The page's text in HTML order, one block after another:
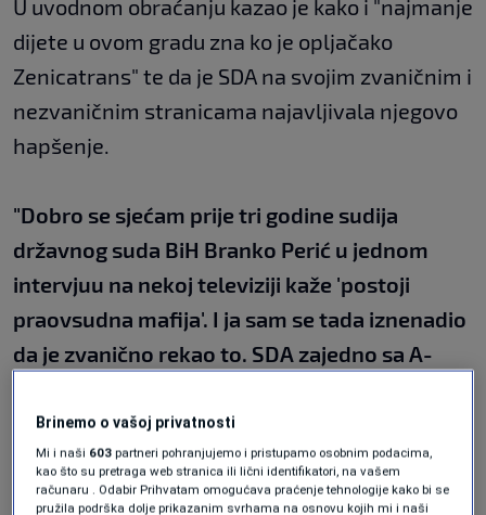
U uvodnom obraćanju kazao je kako i "najmanje
dijete u ovom gradu zna ko je opljačako
Zenicatrans" te da je SDA na svojim zvaničnim i
nezvaničnim stranicama najavljivala njegovo
hapšenje.
"Dobro se sjećam prije tri godine sudija
državnog suda BiH Branko Perić u jednom
intervjuu na nekoj televiziji kaže 'postoji
praovsudna mafija'. I ja sam se tada iznenadio
da je zvanično rekao to. SDA zajedno sa A-
zahvaljujući svojim krojenima koje imaju u
tužilaštvu itd. Da je sve nečasno i
kompromitirajuće za to pravosuđe govori
Brinemo o vašoj privatnosti
Mi i naši 603 partneri pohranjujemo i pristupamo osobnim podacima,
kao što su pretraga web stranica ili lični identifikatori, na vašem
računaru . Odabir Prihvatam omogućava praćenje tehnologije kako bi se
pružila podrška dolje prikazanim svrhama na osnovu kojih mi i naši